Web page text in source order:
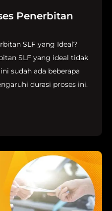
Penerbitan
SLF yang Ideal?
SLF yang ideal tidak
sudah ada beberapa
durasi proses ini.